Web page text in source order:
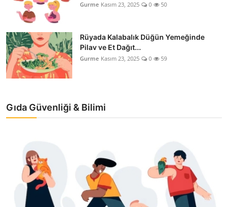
Gurme Kasım 23, 2025 0 50
Rüyada Kalabalık Düğün Yemeğinde
Pilav ve Et Dağıt...
Gurme Kasım 23, 2025 0 59
Gıda Güvenliği & Bilimi